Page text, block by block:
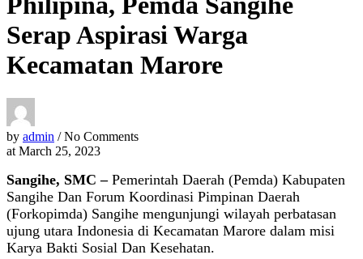
Serap Aspirasi Warga
Kecamatan Marore
by admin / No Comments
at March 25, 2023
Sangihe, SMC –Pemerintah Daerah (Pemda) Kabupaten
Sangihe Dan Forum Koordinasi Pimpinan Daerah
(Forkopimda) Sangihe mengunjungi wilayah perbatasan
ujung utara Indonesia di Kecamatan Marore dalam misi
Karya Bakti Sosial Dan Kesehatan.